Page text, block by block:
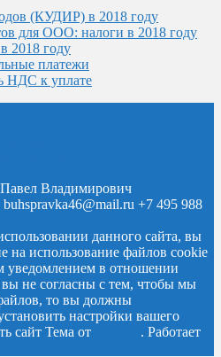
(КУДИР) в 2018 году
для ООО: налоги в 2018 году
2018 году
платежи
НДС к уплате
Владимирович
+7 495 988
данного сайта, вы
на использование файлов cookie
уведомлением в отношении
не согласны с тем, чтобы мы
то вы должны
настройки вашего
сайт Тема от
. Работает